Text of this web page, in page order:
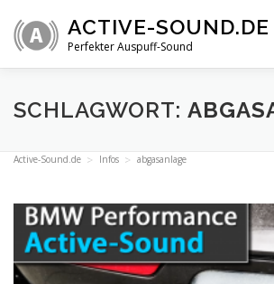
Inhalt
springen
ACTIVE-SOUND.DE
Perfekter Auspuff-Sound
ÜBERSICHT VIDEOS INFOS
SCHLAGWORT:
Active-Sound.de Infos abgasanlage